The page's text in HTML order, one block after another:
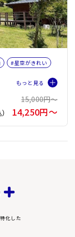
#星空がきれい
15,000円〜
14,250円〜
化した